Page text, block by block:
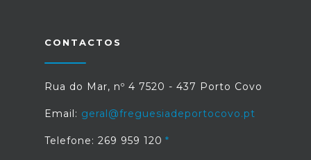
CONTACTOS
Rua do Mar, nº 4 7520 - 437 Porto Covo
Email: geral@freguesiadeportocovo.pt
Telefone: 269 959 120